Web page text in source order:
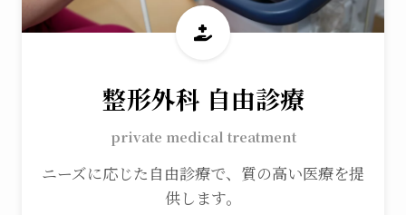
整形外科 自由診療
private medical treatment
ニーズに応じた自由診療で、質の高い医療を提
供します。